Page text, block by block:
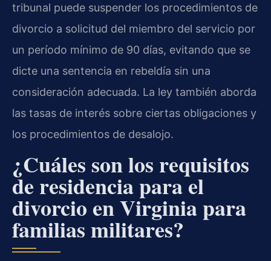
tribunal puede suspender los procedimientos de
divorcio a solicitud del miembro del servicio por
un período mínimo de 90 días, evitando que se
dicte una sentencia en rebeldía sin una
consideración adecuada. La ley también aborda
las tasas de interés sobre ciertas obligaciones y
los procedimientos de desalojo.
¿Cuáles son los requisitos
de residencia para el
divorcio en Virginia para
familias militares?